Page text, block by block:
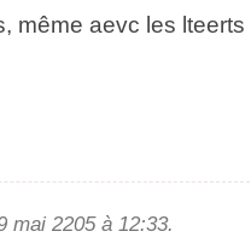
même avec les
mai 2025 à 12:33.